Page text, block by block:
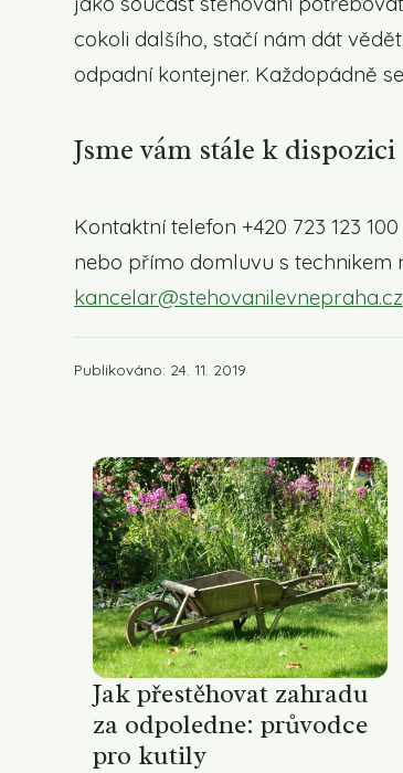
cokoli dalšího, stačí nám dát
odpadní kontejner. Každopádně
Jsme vám stále k dispozici
Kontaktní telefon +420 723 123
nebo přímo domluvu s technikem
kancelar@stehovanilevnepraha.cz
Publikováno: 24. 11. 2019
Jak přestěhovat zahradu
za odpoledne: průvodce
pro kutily